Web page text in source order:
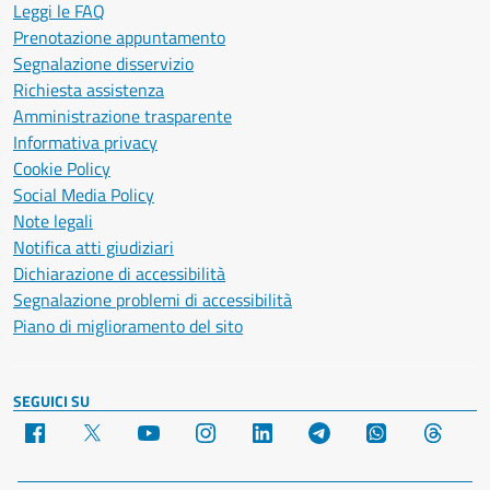
Leggi le FAQ
Prenotazione appuntamento
Segnalazione disservizio
Richiesta assistenza
Amministrazione trasparente
Informativa privacy
Cookie Policy
Social Media Policy
Note legali
Notifica atti giudiziari
Dichiarazione di accessibilità
Segnalazione problemi di accessibilità
Piano di miglioramento del sito
SEGUICI SU
Facebook YouTube Instagram LinkedIn Telegram WhatsApp